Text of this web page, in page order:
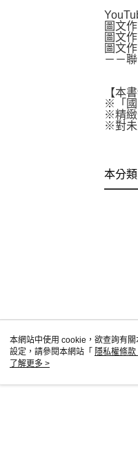
圖文
圖文
圖文
－－
【本
※「國
※精緻
※對未
本分
本網站中使用 cookie，欲查詢有
設定，請參閱本網站「 隱私權條款
使用 cookie。
了解更多 >